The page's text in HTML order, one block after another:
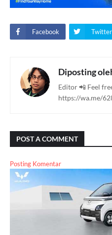
Facebook Twitter
Diposting
Editor 📲 Feel
https://wa.me/
POST A COMMENT
Posting Komentar